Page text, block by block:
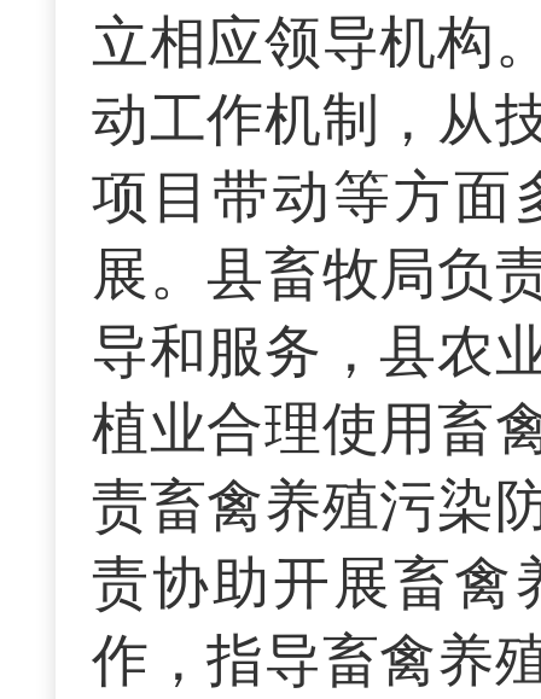
立相应领导机构
动工作机制，从
项目带动等方面
展。县畜牧局负
导和服务，县农
植业合理使用畜
责畜禽养殖污染
责协助开展畜禽
作，指导畜禽养